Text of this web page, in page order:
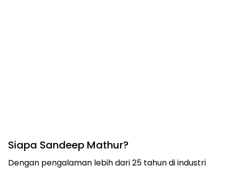
Siapa Sandeep Mathur?
Dengan pengalaman lebih dari 25 tahun di industri